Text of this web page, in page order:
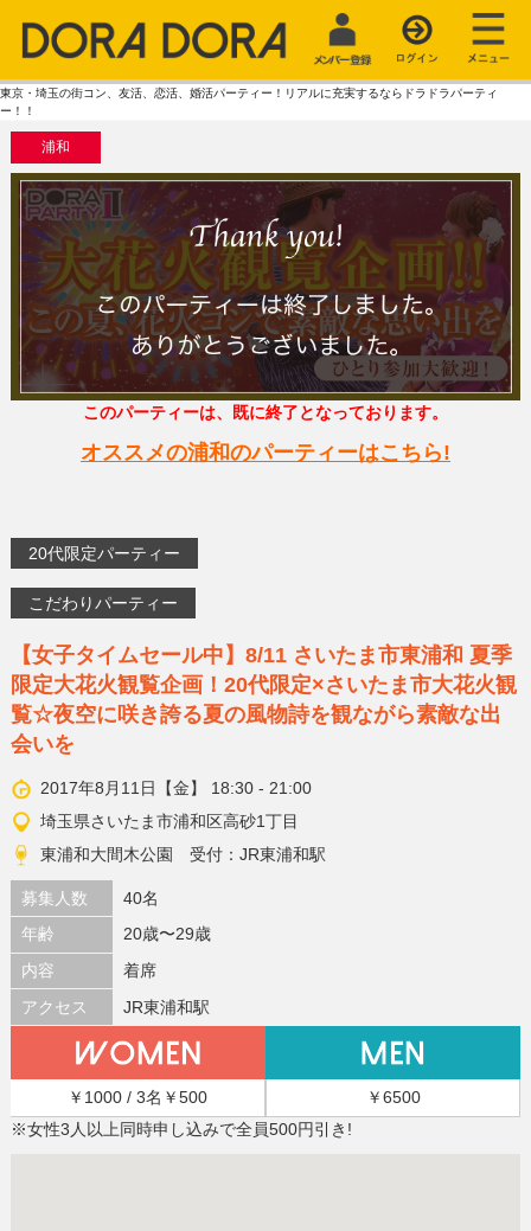
東京・埼玉の街コン、友活、恋活、婚活パーティー！リアルに充実するならドラドラパーティ
ー！！
浦和
このパーティーは、既に終了となっております。
オススメの浦和のパーティーはこちら!
20代限定パーティー
こだわりパーティー
【女子タイムセール中】8/11 さいたま市東浦和 夏季
限定大花火観覧企画！20代限定×さいたま市大花火観
覧☆夜空に咲き誇る夏の風物詩を観ながら素敵な出
会いを
2017年8月11日【金】 18:30 - 21:00
埼玉県さいたま市浦和区高砂1丁目
東浦和大間木公園 受付：JR東浦和駅
募集人数
40名
年齢
20歳〜29歳
内容
着席
アクセス
JR東浦和駅
￥1000 / 3名￥500
￥6500
※女性3人以上同時申し込みで全員500円引き!